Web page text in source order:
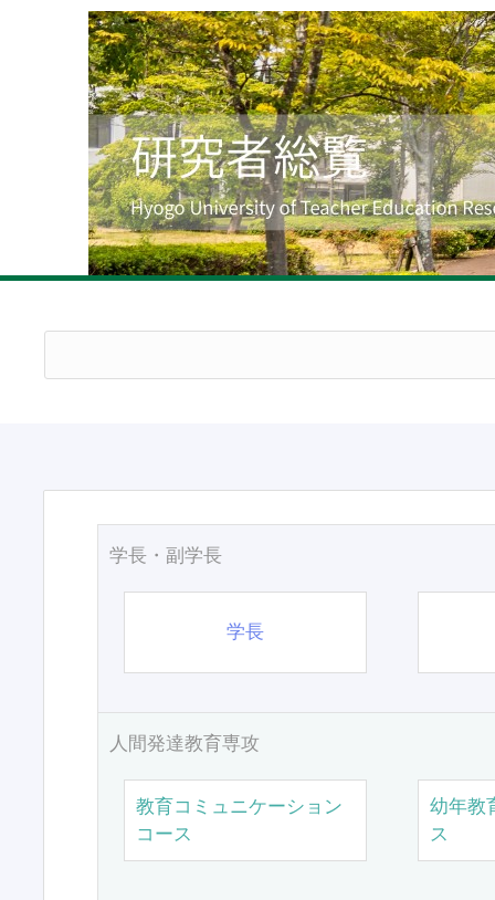
学長・副学長
学長
人間発達教育専攻
教育コミュニケーション
コース
幼年教
ス